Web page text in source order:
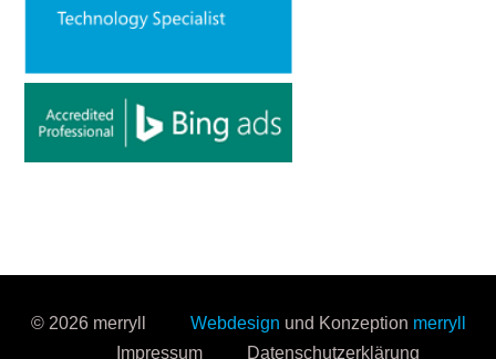
© 2026 merryll Webdesign und Konzeption merryll
Impressum
Datenschutzerklärung